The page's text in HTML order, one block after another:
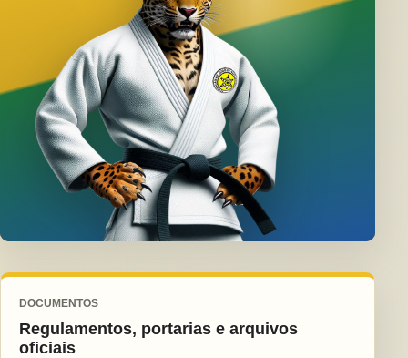
DOCUMENTOS
Regulamentos, portarias e arquivos
oficiais